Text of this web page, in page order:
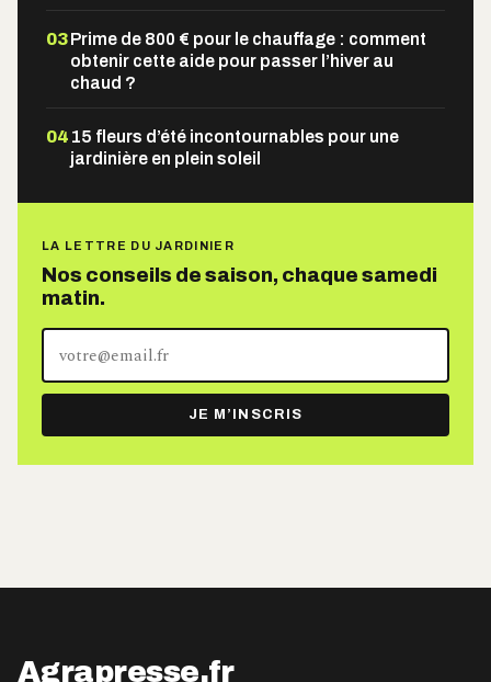
03Prime de 800 € pour le chauffage : comment
obtenir cette aide pour passer l’hiver au
chaud ?
04 15 fleurs d’été incontournables pour une
jardinière en plein soleil
LA LETTRE DU JARDINIER
Nos conseils de saison, chaque samedi
matin.
adresse
e-
mail
JE M’INSCRIS
Agrapresse.fr